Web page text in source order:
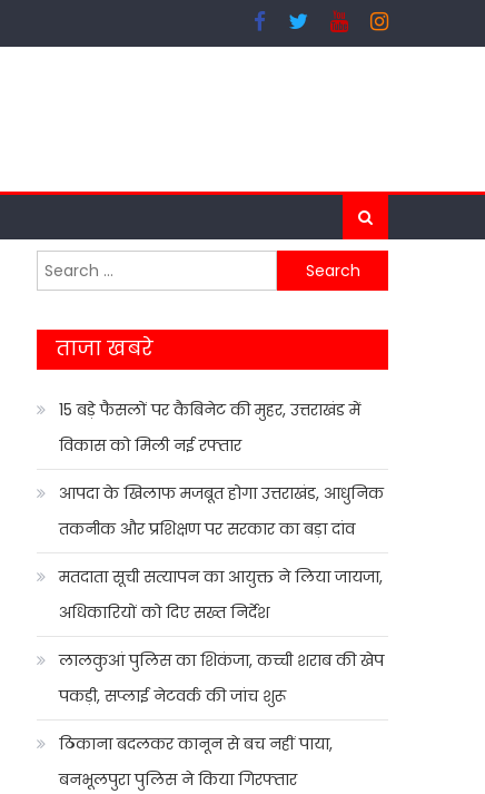
Search
for:
ताजा खबरे
15 बड़े फैसलों पर कैबिनेट की मुहर, उत्तराखंड में
विकास को मिली नई रफ्तार
आपदा के खिलाफ मजबूत होगा उत्तराखंड, आधुनिक
तकनीक और प्रशिक्षण पर सरकार का बड़ा दांव
मतदाता सूची सत्यापन का आयुक्त ने लिया जायजा,
अधिकारियों को दिए सख्त निर्देश
लालकुआं पुलिस का शिकंजा, कच्ची शराब की खेप
पकड़ी, सप्लाई नेटवर्क की जांच शुरू
ठिकाना बदलकर कानून से बच नहीं पाया,
बनभूलपुरा पुलिस ने किया गिरफ्तार